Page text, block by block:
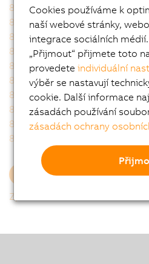
8GP70-070hh003klmm
8GP70-070hh005klmm
8GP70-070hh010klmm
8GP70-070hh015klmm
8GP70-070hh020klmm
8GP70-070hh035klmm
8GP70-070hh050klmm
8GP70-070hh100klmm
8GP70-090hh004klmm
8GP70-090hh007klmm
Nahrát
Zpět k seznamu
Cookies používáme k
naší webové stránky,
integrace sociálních
„Přijmout“ přijmete toto
provedeteindividuální
výběr se nastavují
cookie. Další informace
zásadách používání
zásadách ochrany